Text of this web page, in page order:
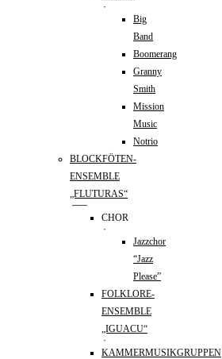
Big
Band
Boomerang
Granny
Smith
Mission
Music
Notrio
BLOCKFÖTEN-
ENSEMBLE
„FLUTURAS“
CHOR
Jazzchor
“Jazz
Please”
FOLKLORE-
ENSEMBLE
„IGUACU“
KAMMERMUSIKGRUPPEN